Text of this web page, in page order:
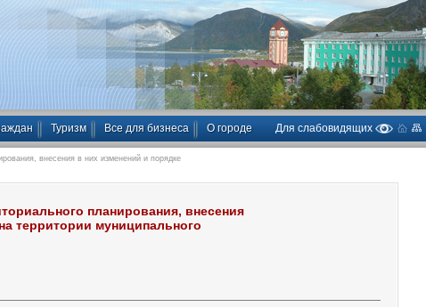
Туризм Все для бизнеса О городе Для слабовидящих
внесения в них изменений и порядке
планирования, внесения
территории муниципального